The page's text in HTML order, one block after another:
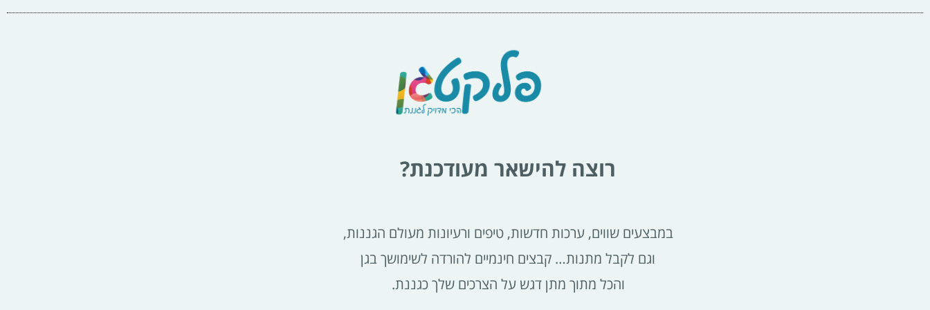
רוצה להישאר מעודכנת?
במבצעים שווים, ערכות חדשות, טיפים ורעיונות מעולם הגננות,
וגם לקבל מתנות… קבצים חינמיים להורדה לשימושך בגן
והכל מתוך מתן דגש על הצרכים שלך כגננת.